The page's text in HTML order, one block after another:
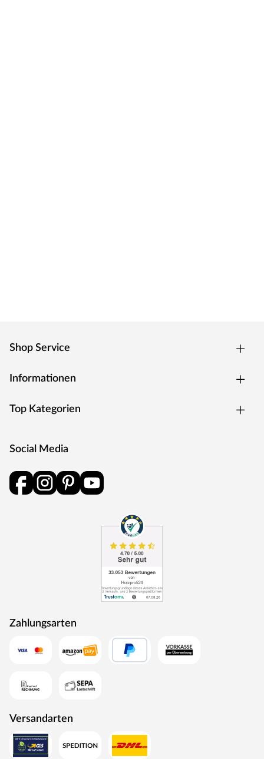
Shop Service
Informationen
Top Kategorien
Social Media
Zahlungsarten
Versandarten